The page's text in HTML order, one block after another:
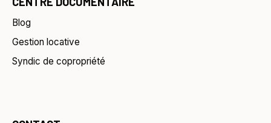
Blog
Gestion locative
Syndic de copropriété